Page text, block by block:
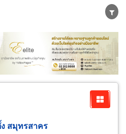
ผู้ผลิต
ตัวแทนจัดจำหน่าย
กิจบริการ
สมุทรสาคร